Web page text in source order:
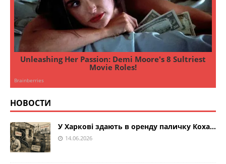
НОВОСТИ
У Харкові здають в оренду паличку Коха…
14.06.2026